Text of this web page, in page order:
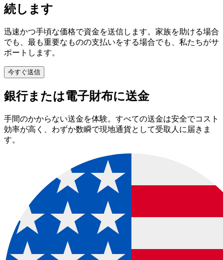
続します
迅速かつ手頃な価格で資金を送信します。家族を助ける場合
でも、最も重要なものの支払いをする場合でも、私たちがサ
ポートします。
今すぐ送信
銀行または電子財布に送金
手間のかからない送金を体験。すべての送金は安全でコスト
効率が高く、わずか数瞬で現地通貨として受取人に届きま
す。